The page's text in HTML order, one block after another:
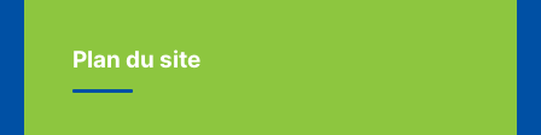
Plan du site